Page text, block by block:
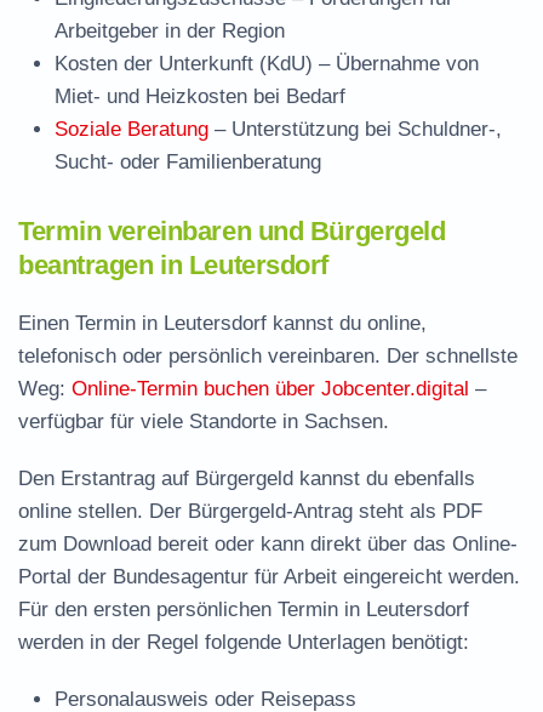
Arbeitgeber in der Region
Kosten der Unterkunft (KdU) – Übernahme von
Miet- und Heizkosten bei Bedarf
Soziale Beratung – Unterstützung bei Schuldner-,
Sucht- oder Familienberatung
Termin vereinbaren und Bürgergeld
beantragen in Leutersdorf
Einen Termin in Leutersdorf kannst du online,
telefonisch oder persönlich vereinbaren. Der schnellste
Weg: Online-Termin buchen über Jobcenter.digital –
verfügbar für viele Standorte in Sachsen.
Den Erstantrag auf Bürgergeld kannst du ebenfalls
online stellen. Der Bürgergeld-Antrag steht als PDF
zum Download bereit oder kann direkt über das Online-
Portal der Bundesagentur für Arbeit eingereicht werden.
Für den ersten persönlichen Termin in Leutersdorf
werden in der Regel folgende Unterlagen benötigt:
Personalausweis oder Reisepass